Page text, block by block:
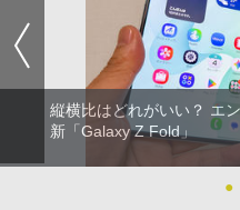
縦横比はどれがいい？ エ
新「Galaxy Z Fold」
●